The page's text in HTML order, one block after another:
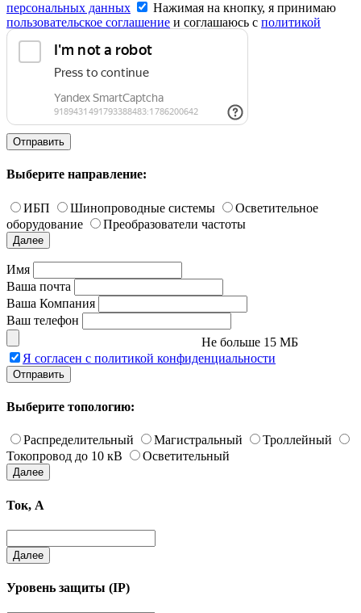
персональных данных
Нажимая на кнопку, я принимаю
пользовательское соглашение и соглашаюсь с политикой
конфиденциальности
Отправить
Выберите направление:
ИБП Шинопроводные системы
Осветительное
оборудование
Преобразователи частоты
Далее
Имя
Ваша почта
Ваша Компания
Ваш телефон
Не больше 15 МБ
Я согласен с политикой конфиденциальности
Отправить
Выберите топологию:
Распределительный Магистральный
Троллейный
Токопровод до 10 кВ
Осветительный
Далее
Ток, А
Далее
Уровень защиты (IP)